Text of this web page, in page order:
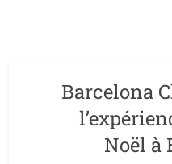
Barcelona
Noël à